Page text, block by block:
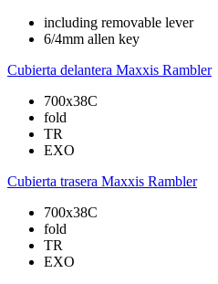
including removable lever
6/4mm allen key
Cubierta delantera Maxxis Rambler
700x38C
fold
TR
EXO
Cubierta trasera Maxxis Rambler
700x38C
fold
TR
EXO